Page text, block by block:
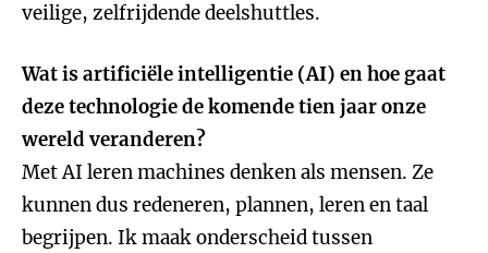
veilige, zelfrijdende deelshuttles.
Wat is artificiële intelligentie (AI) en hoe gaat
deze technologie de komende tien jaar onze
wereld veranderen?
Met AI leren machines denken als mensen. Ze
kunnen dus redeneren, plannen, leren en taal
begrijpen. Ik maak onderscheid tussen